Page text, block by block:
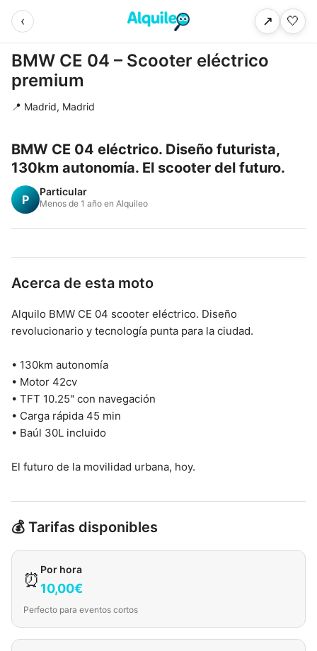
‹ ↗ 🤍
BMW CE 04 – Scooter eléctrico
premium
📍 Madrid, Madrid
BMW CE 04 eléctrico. Diseño futurista,
130km autonomía. El scooter del futuro.
P
Particular
Menos de 1 año en Alquileo
Acerca de esta moto
Alquilo BMW CE 04 scooter eléctrico. Diseño
revolucionario y tecnología punta para la ciudad.
• 130km autonomía
• Motor 42cv
• TFT 10.25" con navegación
• Carga rápida 45 min
• Baúl 30L incluido
El futuro de la movilidad urbana, hoy.
💰 Tarifas disponibles
⏰
Por hora
10,00€
Perfecto para eventos cortos